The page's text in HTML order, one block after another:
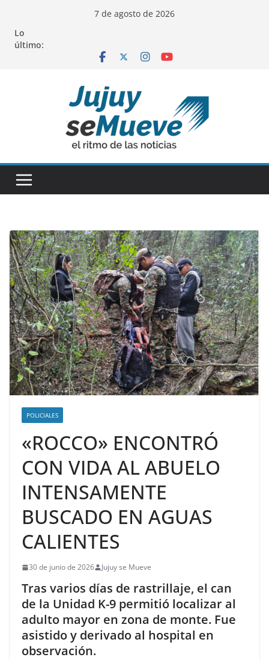
contenido
7 de agosto de 2026
Lo
último:
POLICIALES
«ROCCO» ENCONTRÓ
CON VIDA AL ABUELO
INTENSAMENTE
BUSCADO EN AGUAS
CALIENTES
30 de junio de 2026 Jujuy se Mueve
Tras varios días de rastrillaje, el can
de la Unidad K-9 permitió localizar al
adulto mayor en zona de monte. Fue
asistido y derivado al hospital en
observación.